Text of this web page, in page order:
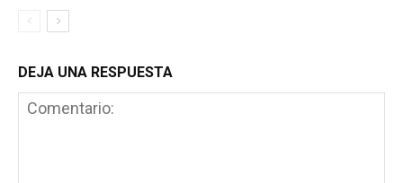
DEJA UNA RESPUESTA